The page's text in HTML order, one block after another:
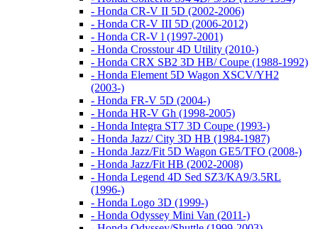
- Honda CR-V II 5D (2002-2006)
- Honda CR-V III 5D (2006-2012)
- Honda CR-V l (1997-2001)
- Honda Crosstour 4D Utility (2010-)
- Honda CRX SB2 3D HB/ Coupe (1988-1992)
- Honda Element 5D Wagon XSCV/YH2
(2003-)
- Honda FR-V 5D (2004-)
- Honda HR-V Gh (1998-2005)
- Honda Integra ST7 3D Coupe (1993-)
- Honda Jazz/ City 3D HB (1984-1987)
- Honda Jazz/Fit 5D Wagon GE5/TFO (2008-)
- Honda Jazz/Fit HB (2002-2008)
- Honda Legend 4D Sed SZ3/KA9/3.5RL
(1996-)
- Honda Logo 3D (1999-)
- Honda Odyssey Mini Van (2011-)